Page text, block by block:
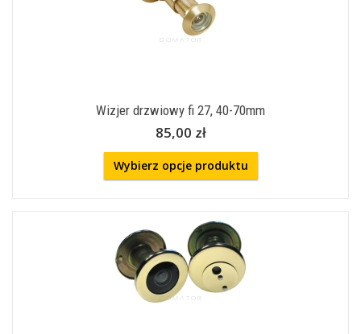
Wizjer drzwiowy fi 27, 40-70mm
85,00 zł
Wybierz opcje produktu